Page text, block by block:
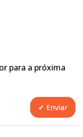
para a próxima